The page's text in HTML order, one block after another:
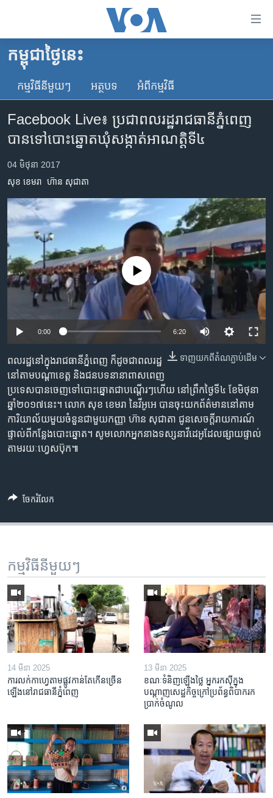
គេហទំព័រ​
ទាក់ទង
និង​
ចូល​
ទំព័រ​
ព័ត៌មាន​​
ម្តង
រំលង​
និង​
ចូល​
ទៅ​
ទំព័រ​
រចនា
សម្ព័ន្ធ​
និង​
កាន់​
ទំព័រ​
ស្វែង​
រក
កម្ពុជា
អន្តរជាតិ
កម្ពុជាច្នៃប្រតិដ្ឋ
ទូរទស្សន៍ / វីដេអូ​
វិទ្យុ / ផតខាសថ៍
កម្មវិធីទាំងអស់
Khmer English
បណ្តាញ​សង្គម
កម្ពុជាថ្ងៃនេះ
កម្មវិធី​នីមួយៗ អត្ថបទ​ អំពី​កម្មវិធី​
Facebook Live៖ ប្រជាពលរដ្ឋ​រាជធានី​ភ្នំពេញ​
បាន​ទៅ​បោះឆ្នោត​ឃុំសង្កាត់​អាណត្តិ​ទី៤
04 មិថុនា 2017
សុខ ខេមរា ហ៊ាន សុជាតា
No media source currently available
0:00 6:20
ទាញ​យក​ពី​តំណភ្ជាប់​ដើម
ពលរដ្ឋ​នៅក្នុង​រាជធានី​ភ្នំពេញ ក៏ដូចជា​ពលរដ្ឋ​
នៅតាម​បណ្តាខេត្ត និង​ជនបទ​នានា​ពាសពេញ​
ប្រទេស​បាន​ចេញ​ទៅ​បោះឆ្នោត​ជា​បណ្តើរៗ​ហើយ នៅព្រឹកថ្ងៃទី៤ ខែមិថុនា
ឆ្នាំ២០១៧នេះ។ លោក សុខ ខេមរា នៃវីអូអេ បានចុះ​យក​ព័ត៌មាន​នៅតាម​
ការិយាល័យ​មួយ​ចំនួន​ជាមួយ​កញ្ញា ហ៊ាន សុជាតា ជូន​សេចក្តីរាយការណ៍​
ផ្ទាល់ពី​កន្លែង​បោះឆ្នោត។ សូម​លោក​អ្នក​នាង​ទស្សនា​វីដេអូ​ដែល​ផ្សាយ​ផ្ទាល់​
តាម​រយៈ​ហ្វេសប៊ុក៕
ចែករំលែក
កម្មវិធី​នីមួយៗ
14 មីនា 2025
ការលក់​កាហ្វេ​តាម​ផ្លូវ​កាន់តែ​កើន​ច្រើន​
ឡើង​នៅ​រាជធានី​ភ្នំពេញ
13 មីនា 2025
ខណៈទំនិញឡើងថ្លៃ អ្នករកស៊ីក្នុង​
បណ្តាញ​សេដ្ឋកិច្ចក្រៅ​ប្រព័ន្ធពិបាក​រក​
ប្រាក់​ចំណូល